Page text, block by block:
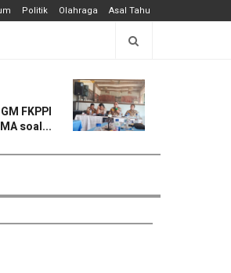
Politik Olahraga Asal Tahu
FKPPI
soal...